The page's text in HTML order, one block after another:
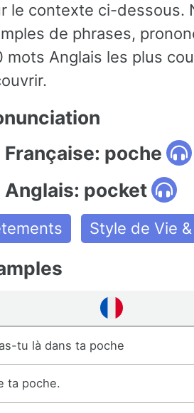
le contexte ci-dessous.
de phrases,
mots Anglais les plus
Française: poche
Anglais: pocket
Style de Vie
tu là dans ta poche
ta poche.